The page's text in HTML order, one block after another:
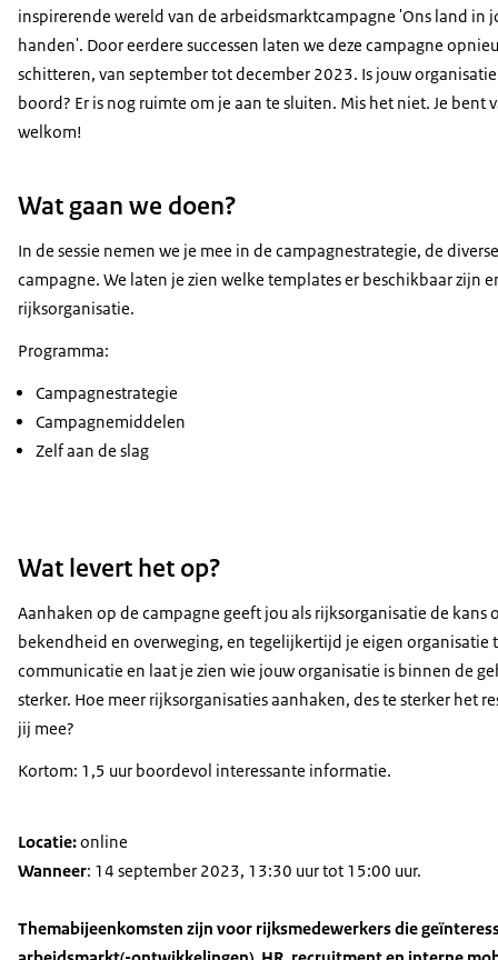
inspirerende wereld van de arbeidsmarktcampagne 'Ons land in
handen'. Door eerdere successen laten we deze campagne
schitteren, van september tot december 2023. Is jouw
boord? Er is nog ruimte om je aan te sluiten. Mis het niet. Je bent
welkom!
Wat gaan we doen?
In de sessie nemen we je mee in de campagnestrategie, de
campagne. We laten je zien welke templates er beschikbaar zijn
rijksorganisatie.
Programma:
Campagnestrategie
Campagnemiddelen
Zelf aan de slag
Wat levert het op?
Aanhaken op de campagne geeft jou als rijksorganisatie de
bekendheid en overweging, en tegelijkertijd je eigen
communicatie en laat je zien wie jouw organisatie is binnen de
sterker. Hoe meer rijksorganisaties aanhaken, des te sterker het
jij mee?
Kortom: 1,5 uur boordevol interessante informatie.
Locatie:online
Wanneer: 14 september 2023, 13:30 uur tot 15:00 uur.
Themabijeenkomsten zijn voor rijksmedewerkers die